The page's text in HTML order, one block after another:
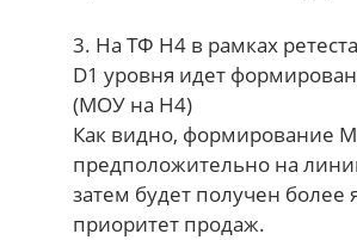
3. На ТФ H4 в рамках
D1 уровня идет
(МОУ на H4)
Как видно, формирование
предположительно на
затем будет получен более
приоритет продаж.